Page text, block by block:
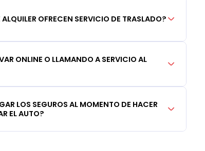
OFRECEN SERVICIO DE TRASLADO?
ONLINE O LLAMANDO A SERVICIO AL
LOS SEGUROS AL MOMENTO DE HACER
EL AUTO?